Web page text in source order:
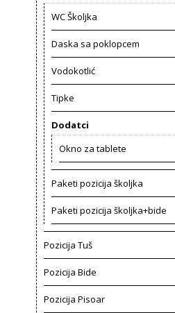
WC Školjka
Daska sa poklopcem
Vodokotlić
Tipke
Dodatci
Okno za tablete
Paketi pozicija školjka
Paketi pozicija školjka+bide
Pozicija Tuš
Pozicija Bide
Pozicija Pisoar